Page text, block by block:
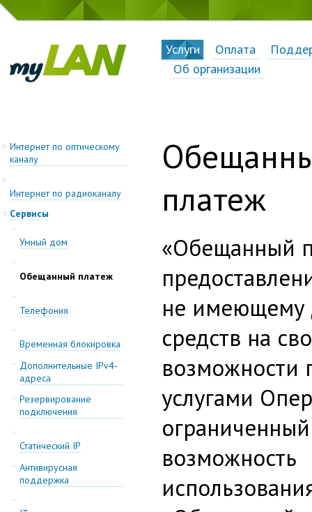
Услуги Оплата
Об организации
Интернет по оптическому
каналу
Интернет по радиоканалу
Cервисы
Умный дом
Обещанный платеж
Телефония
Временная блокировка
Дополнительные IPv4-
адреса
Резервирование
подключения
Статический IP
Антивирусная
поддержка
платеж
«Обещанный
не имеющему
средств на
возможности
услугами
возможность